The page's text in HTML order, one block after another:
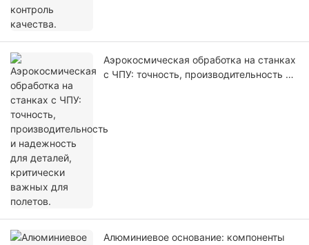
Аэрокосмическая обработка на станках
с ЧПУ: точность, производительность и
Алюминиевое основание: компоненты